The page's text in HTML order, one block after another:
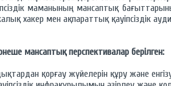
маманының мансаптық
хакер мен ақпараттық қауіпсіздік
мансаптық перспективалар берілген:
қорғау жүйелерін құру және